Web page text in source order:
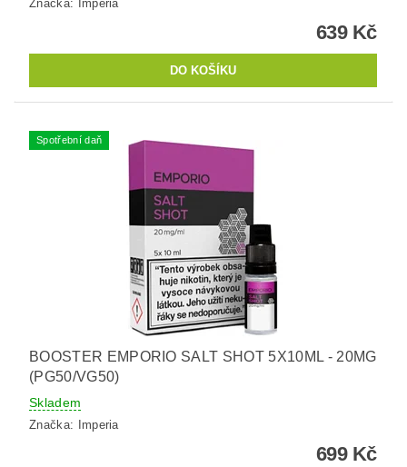
Značka: Imperia
639 Kč
Spotřební daň
BOOSTER EMPORIO SALT SHOT 5X10ML - 20MG
(PG50/VG50)
Skladem
Značka: Imperia
699 Kč